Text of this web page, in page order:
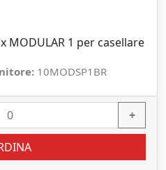
1 per casellare
10MODSP1BR
+